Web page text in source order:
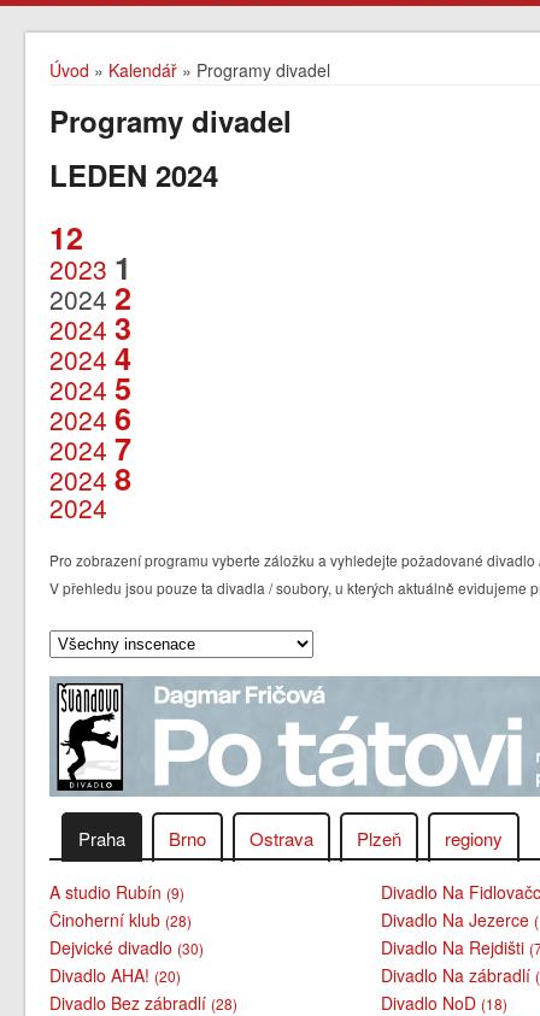
Úvod » Kalendář » Programy divadel
Programy divadel
LEDEN 2024
12
2023 1
2024 2
2024 3
2024 4
2024 5
2024 6
2024 7
2024 8
2024
Pro zobrazení programu vyberte záložku a vyhledejte požadované
V přehledu jsou pouze ta divadla / soubory, u kterých aktuálně evidujeme
Praha Brno Ostrava Plzeň regiony
A studio Rubín(9)
Činoherní klub(28)
Dejvické divadlo(30)
Divadlo AHA!(20)
Divadlo Bez zábradlí(28)
Divadlo Na
Divadlo Na Jezerce
Divadlo Na Rejdišti
Divadlo Na zábradlí
Divadlo NoD(18)